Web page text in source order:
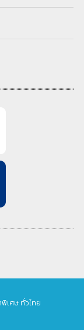
พิเศษ ทั่วไทย